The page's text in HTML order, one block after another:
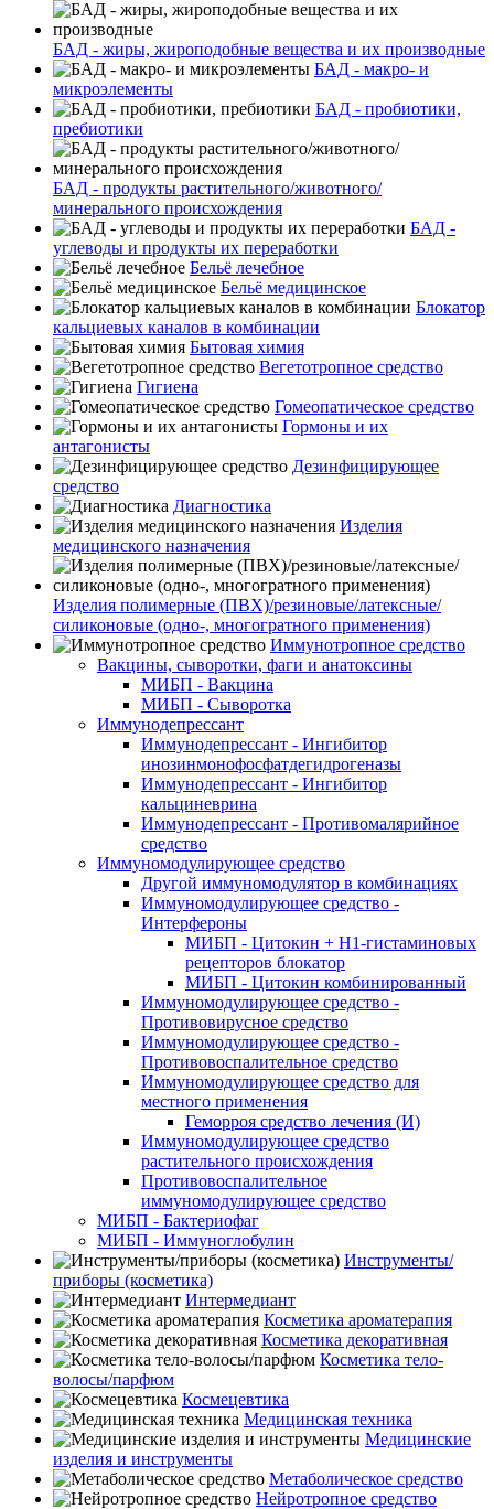
БАД - жиры, жироподобные вещества и их производные
БАД - макро- и
микроэлементы
БАД - пробиотики,
пребиотики
БАД - продукты растительного/животного/
минерального происхождения
БАД -
углеводы и продукты их переработки
Бельё лечебное
Бельё медицинское
Блокатор
кальциевых каналов в комбинации
Бытовая химия
Вегетотропное средство
Гигиена
Гомеопатическое средство
Гормоны и их
антагонисты
Дезинфицирующее
средство
Диагностика
Изделия
медицинского назначения
Изделия полимерные (ПВХ)/резиновые/латексные/
силиконовые (одно-, многогратного применения)
Иммунотропное средство
Вакцины, сыворотки, фаги и анатоксины
МИБП - Вакцина
МИБП - Сыворотка
Иммунодепрессант
Иммунодепрессант - Ингибитор
инозинмонофосфатдегидрогеназы
Иммунодепрессант - Ингибитор
кальциневрина
Иммунодепрессант - Противомалярийное
средство
Иммуномодулирующее средство
Другой иммуномодулятор в комбинациях
Иммуномодулирующее средство -
Интерфероны
МИБП - Цитокин + Н1-гистаминовых
рецепторов блокатор
МИБП - Цитокин комбинированный
Иммуномодулирующее средство -
Противовирусное средство
Иммуномодулирующее средство -
Противовоспалительное средство
Иммуномодулирующее средство для
местного применения
Геморроя средство лечения (И)
Иммуномодулирующее средство
растительного происхождения
Противовоспалительное
иммуномодулирующее средство
МИБП - Бактериофаг
МИБП - Иммуноглобулин
Инструменты/
приборы (косметика)
Интермедиант
Косметика ароматерапия
Косметика декоративная
Косметика тело-
волосы/парфюм
Космецевтика
Медицинская техника
Медицинские
изделия и инструменты
Метаболическое средство
Нейротропное средство